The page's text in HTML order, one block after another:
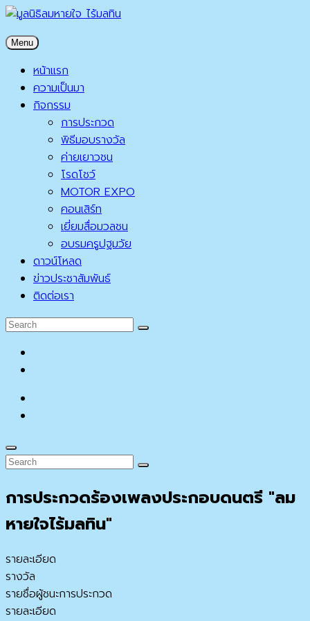
Skip
content
มูลนิธิลมหายใจ ไร้มลทิน
มูลนิธิลมหายใจ ไร้มลทิน
Menu
หน้าแรก
ความเป็นมา
กิจกรรม
การประกวด
พิธีมอบรางวัล
ค่ายเยาวชน
โรดโชว์
MOTOR EXPO
คอนเสิร์ท
เยี่ยมสื่อมวลชน
อบรมครูปฐมวัย
ดาวน์โหลด
ข่าวประชาสัมพันธ์
ติดต่อเรา
Search
Search
Search
Search
Search
การประกวดร้องเพลงประกอบดนตรี "ลม
หายใจไร้มลทิน"
รายละเอียด
รางวัล
รายชื่อผู้ชนะการประกวด
รายละเอียด